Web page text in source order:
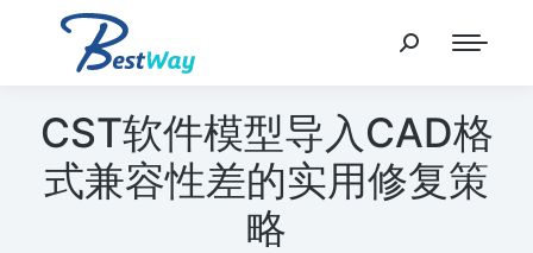
CST软件模型导入CAD格
式兼容性差的实用修复策
略